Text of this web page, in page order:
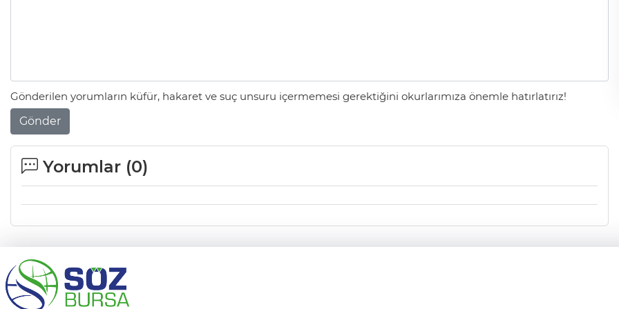
Gönderilen yorumların küfür, hakaret ve suç unsuru içermemesi gerektiğini okurlarımıza önemle hatırlatırız!
Gönder
Yorumlar (0)